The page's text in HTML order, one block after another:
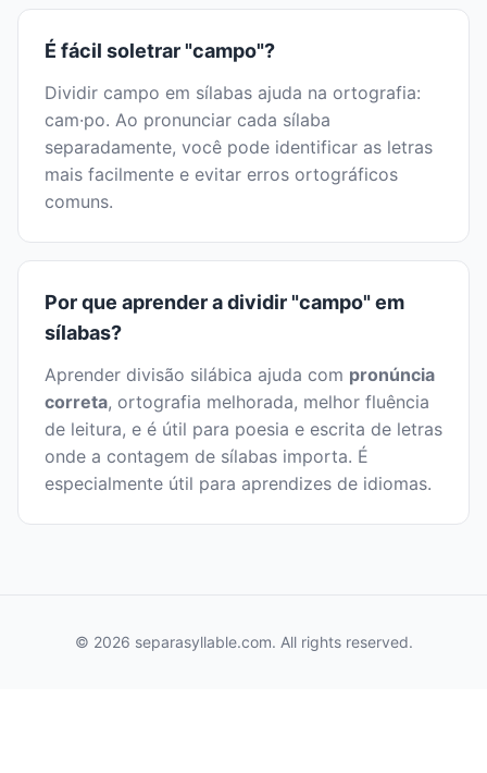
É fácil soletrar "campo"?
Dividir campo em sílabas ajuda na ortografia:
cam·po. Ao pronunciar cada sílaba
separadamente, você pode identificar as letras
mais facilmente e evitar erros ortográficos
comuns.
Por que aprender a dividir "campo" em
sílabas?
Aprender divisão silábica ajuda com pronúncia
correta, ortografia melhorada, melhor fluência
de leitura, e é útil para poesia e escrita de letras
onde a contagem de sílabas importa. É
especialmente útil para aprendizes de idiomas.
© 2026 separasyllable.com. All rights reserved.